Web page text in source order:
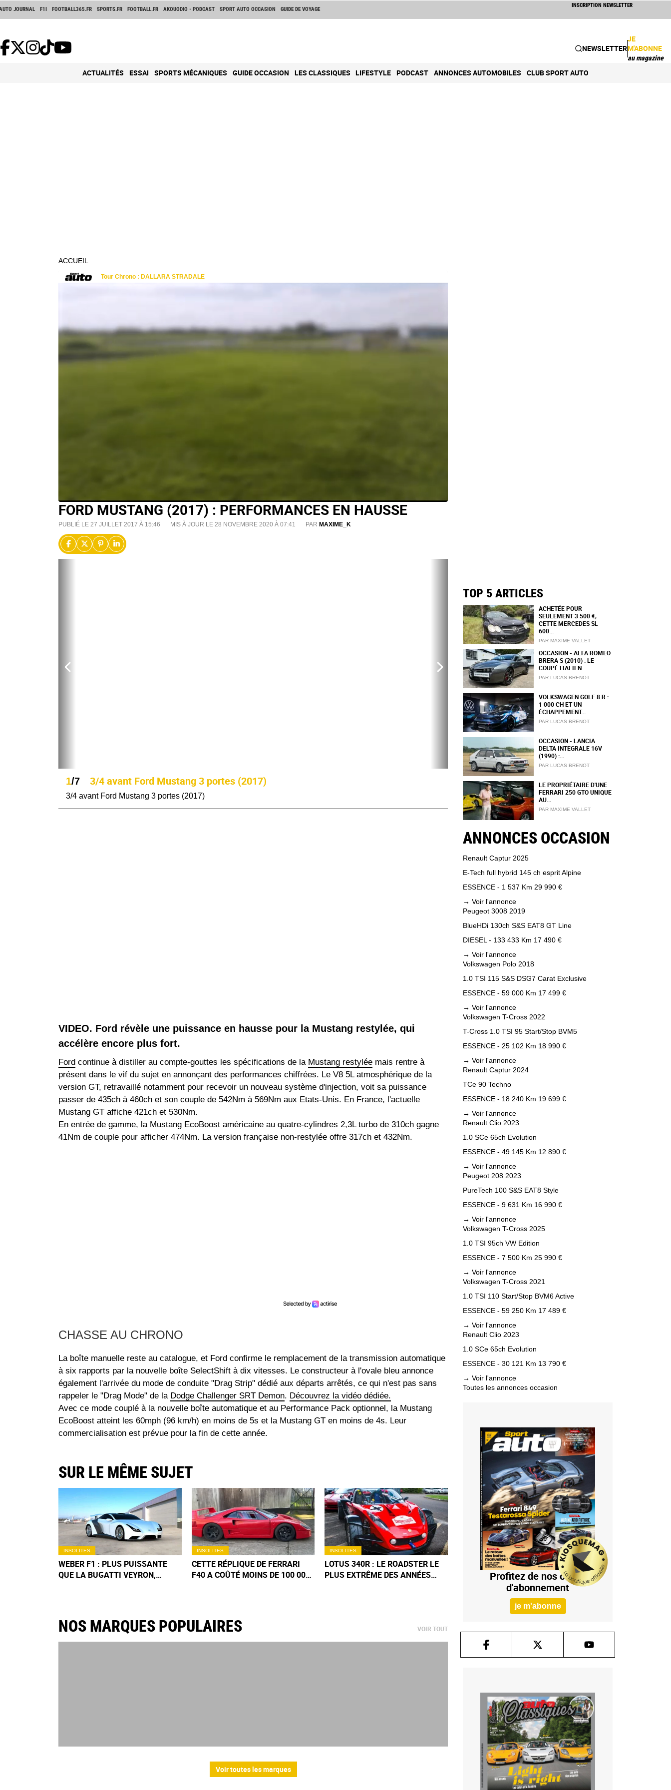
JOURNAL F1I FOOTBALL365.FR SPORTS.FR FOOTBALL.FR AKOUODIO - PODCAST SPORT AUTO OCCASION GUIDE DE VOYAGE
INSCRIPTION NEWSLETTER
NEWSLETTER
JE
M'ABONNE
au magazine
ACTUALITÉS ESSAI SPORTS MÉCANIQUES GUIDE OCCASION LES CLASSIQUES LIFESTYLE PODCAST ANNONCES AUTOMOBILES CLUB SPORT AUTO
ACCUEIL
FORD MUSTANG (2017) : PERFORMANCES EN HAUSSE
PUBLIÉ LE 27 JUILLET 2017 À 15:46 MIS À JOUR LE 28 NOVEMBRE 2020 À 07:41 PAR MAXIME_K
1/7 3/4 avant Ford Mustang 3 portes (2017)
3/4 avant Ford Mustang 3 portes (2017)
VIDEO. Ford révèle une puissance en hausse pour la Mustang restylée, qui
accélère encore plus fort.
Ford continue à distiller au compte-gouttes les spécifications de la Mustang restylée mais rentre à
présent dans le vif du sujet en annonçant des performances chiffrées. Le V8 5L atmosphérique de la
version GT, retravaillé notamment pour recevoir un nouveau système d'injection, voit sa puissance
passer de 435ch à 460ch et son couple de 542Nm à 569Nm aux Etats-Unis. En France, l'actuelle
Mustang GT affiche 421ch et 530Nm.
En entrée de gamme, la Mustang EcoBoost américaine au quatre-cylindres 2,3L turbo de 310ch gagne
41Nm de couple pour afficher 474Nm. La version française non-restylée offre 317ch et 432Nm.
CHASSE AU CHRONO
La boîte manuelle reste au catalogue, et Ford confirme le remplacement de la transmission automatique
à six rapports par la nouvelle boîte SelectShift à dix vitesses. Le constructeur à l'ovale bleu annonce
également l'arrivée du mode de conduite "Drag Strip" dédié aux départs arrêtés, ce qui n'est pas sans
rappeler le "Drag Mode" de la Dodge Challenger SRT Demon. Découvrez la vidéo dédiée.
Avec ce mode couplé à la nouvelle boîte automatique et au Performance Pack optionnel, la Mustang
EcoBoost atteint les 60mph (96 km/h) en moins de 5s et la Mustang GT en moins de 4s. Leur
commercialisation est prévue pour la fin de cette année.
SUR LE MÊME SUJET
INSOLITES
WEBER F1 : PLUS PUISSANTE
QUE LA BUGATTI VEYRON,
INSOLITES
CETTE RÉPLIQUE DE FERRARI
F40 A COÛTÉ MOINS DE 100 000
INSOLITES
LOTUS 340R : LE ROADSTER LE
PLUS EXTRÊME DES ANNÉES
NOS MARQUES POPULAIRES VOIR TOUT
Voir toutes les marques
TOP 5 ARTICLES
ACHETÉE POUR
SEULEMENT 3 500 €,
CETTE MERCEDES SL
600...
PAR MAXIME VALLET
OCCASION - ALFA ROMEO
BRERA S (2010) : LE
COUPÉ ITALIEN...
PAR LUCAS BRENOT
VOLKSWAGEN GOLF 8 R :
1 000 CH ET UN
ÉCHAPPEMENT...
PAR LUCAS BRENOT
OCCASION - LANCIA
DELTA INTEGRALE 16V
(1990) :...
PAR LUCAS BRENOT
LE PROPRIÉTAIRE D'UNE
FERRARI 250 GTO UNIQUE
AU...
PAR MAXIME VALLET
ANNONCES OCCASION
Renault Captur 2025
E-Tech full hybrid 145 ch esprit Alpine
ESSENCE - 1 537 Km 29 990 €
→ Voir l'annonce
Peugeot 3008 2019
BlueHDi 130ch S&S EAT8 GT Line
DIESEL - 133 433 Km 17 490 €
→ Voir l'annonce
Volkswagen Polo 2018
1.0 TSI 115 S&S DSG7 Carat Exclusive
ESSENCE - 59 000 Km 17 499 €
→ Voir l'annonce
Volkswagen T-Cross 2022
T-Cross 1.0 TSI 95 Start/Stop BVM5
ESSENCE - 25 102 Km 18 990 €
→ Voir l'annonce
Renault Captur 2024
TCe 90 Techno
ESSENCE - 18 240 Km 19 699 €
→ Voir l'annonce
Renault Clio 2023
1.0 SCe 65ch Evolution
ESSENCE - 49 145 Km 12 890 €
→ Voir l'annonce
Peugeot 208 2023
PureTech 100 S&S EAT8 Style
ESSENCE - 9 631 Km 16 990 €
→ Voir l'annonce
Volkswagen T-Cross 2025
1.0 TSI 95ch VW Edition
ESSENCE - 7 500 Km 25 990 €
→ Voir l'annonce
Volkswagen T-Cross 2021
1.0 TSI 110 Start/Stop BVM6 Active
ESSENCE - 59 250 Km 17 489 €
→ Voir l'annonce
Renault Clio 2023
1.0 SCe 65ch Evolution
ESSENCE - 30 121 Km 13 790 €
→ Voir l'annonce
Toutes les annonces occasion
Profitez de nos offres
d'abonnement
je m'abonne